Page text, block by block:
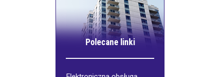
Polecane linki